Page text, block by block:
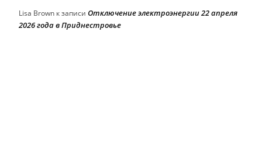
Lisa Brown к записи Отключение электроэнергии 22 апреля
2026 года в Приднестровье